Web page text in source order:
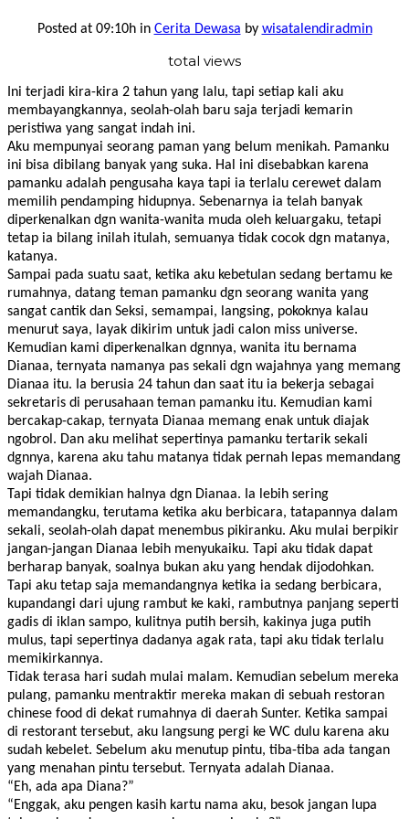
Posted at 09:10hin Cerita Dewasa by wisatalendiradmin
total views
Ini terjadi kira-kira 2 tahun yang lalu, tapi setiap kali aku
membayangkannya, seolah-olah baru saja terjadi kemarin
peristiwa yang sangat indah ini.
Aku mempunyai seorang paman yang belum menikah. Pamanku
ini bisa dibilang banyak yang suka. Hal ini disebabkan karena
pamanku adalah pengusaha kaya tapi ia terlalu cerewet dalam
memilih pendamping hidupnya. Sebenarnya ia telah banyak
diperkenalkan dgn wanita-wanita muda oleh keluargaku, tetapi
tetap ia bilang inilah itulah, semuanya tidak cocok dgn matanya,
katanya.
Sampai pada suatu saat, ketika aku kebetulan sedang bertamu ke
rumahnya, datang teman pamanku dgn seorang wanita yang
sangat cantik dan Seksi, semampai, langsing, pokoknya kalau
menurut saya, layak dikirim untuk jadi calon miss universe.
Kemudian kami diperkenalkan dgnnya, wanita itu bernama
Dianaa, ternyata namanya pas sekali dgn wajahnya yang memang
Dianaa itu. Ia berusia 24 tahun dan saat itu ia bekerja sebagai
sekretaris di perusahaan teman pamanku itu. Kemudian kami
bercakap-cakap, ternyata Dianaa memang enak untuk diajak
ngobrol. Dan aku melihat sepertinya pamanku tertarik sekali
dgnnya, karena aku tahu matanya tidak pernah lepas memandang
wajah Dianaa.
Tapi tidak demikian halnya dgn Dianaa. Ia lebih sering
memandangku, terutama ketika aku berbicara, tatapannya dalam
sekali, seolah-olah dapat menembus pikiranku. Aku mulai berpikir
jangan-jangan Dianaa lebih menyukaiku. Tapi aku tidak dapat
berharap banyak, soalnya bukan aku yang hendak dijodohkan.
Tapi aku tetap saja memandangnya ketika ia sedang berbicara,
kupandangi dari ujung rambut ke kaki, rambutnya panjang seperti
gadis di iklan sampo, kulitnya putih bersih, kakinya juga putih
mulus, tapi sepertinya dadanya agak rata, tapi aku tidak terlalu
memikirkannya.
Tidak terasa hari sudah mulai malam. Kemudian sebelum mereka
pulang, pamanku mentraktir mereka makan di sebuah restoran
chinese food di dekat rumahnya di daerah Sunter. Ketika sampai
di restorant tersebut, aku langsung pergi ke WC dulu karena aku
sudah kebelet. Sebelum aku menutup pintu, tiba-tiba ada tangan
yang menahan pintu tersebut. Ternyata adalah Dianaa.
“Eh, ada apa Diana?”
“Enggak, aku pengen kasih kartu nama aku, besok jangan lupa